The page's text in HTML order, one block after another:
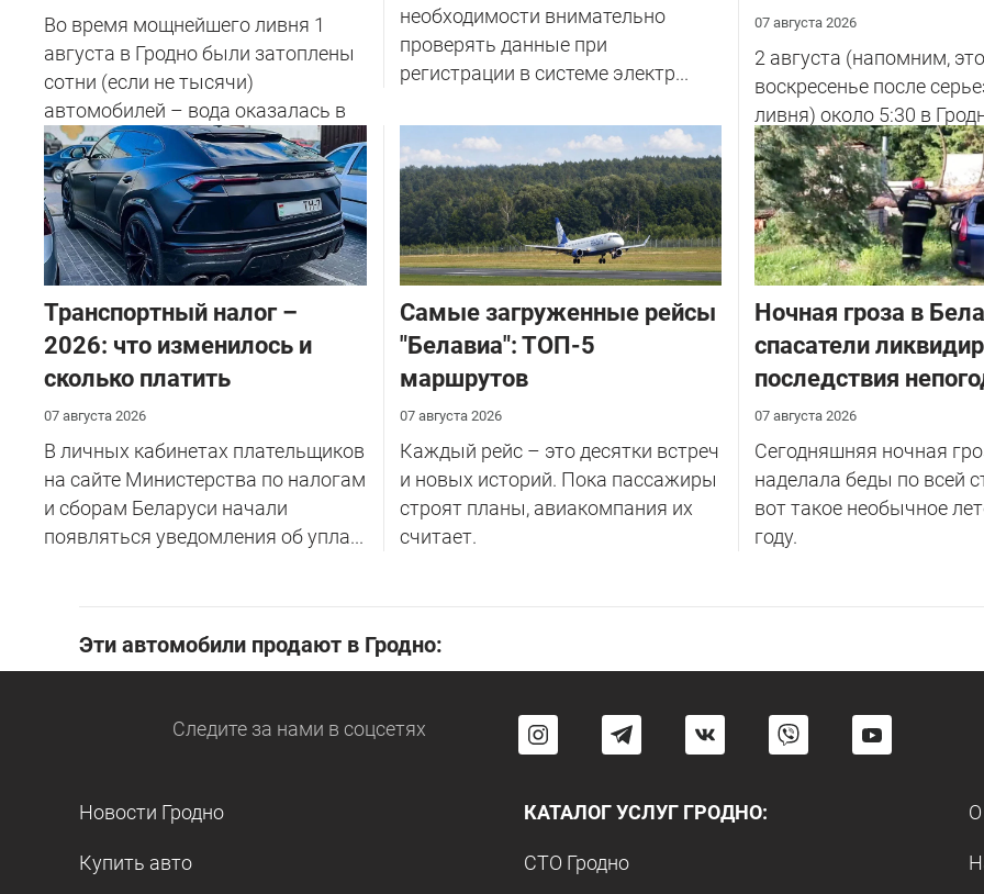
Во время мощнейшего ливня 1
августа в Гродно были затоплены
сотни (если не тысячи)
автомобилей – вода оказалась в
салоне...
необходимости внимательно
проверять данные при
регистрации в системе электр...
07 августа 2026
2 августа (напомним,
воскресенье после
ливня) около 5:30 в
улице Советских
у...
Транспортный налог –
2026: что изменилось и
сколько платить
07 августа 2026
В личных кабинетах плательщиков
на сайте Министерства по налогам
и сборам Беларуси начали
появляться уведомления об упла...
Самые загруженные рейсы
"Белавиа": ТОП-5
маршрутов
07 августа 2026
Каждый рейс – это десятки встреч
и новых историй. Пока пассажиры
строят планы, авиакомпания их
считает.
Ночная гроза в
спасатели
последствия
07 августа 2026
Сегодняшняя ночная
наделала беды по всей
вот такое необычное
году.
Эти автомобили продают в Гродно:
Следите за нами в соцсетях
Новости Гродно
Купить авто
КАТАЛОГ УСЛУГ ГРОДНО:
СТО Гродно